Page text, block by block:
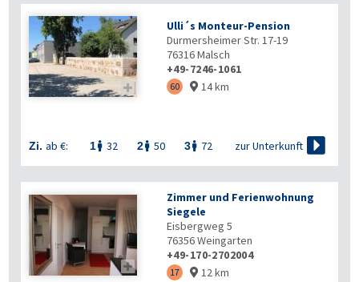

Ulli´s Monteur-Pension
Durmersheimer Str. 17-19
76316Malsch
+49-7246-1061
60  14 km
Zi. ab €: 1 32 2 50 3 72 zur Unterkunft 

Zimmer und Ferienwohnung
Siegele
Eisbergweg 5
76356Weingarten
+49-170-2702004
17  12 km